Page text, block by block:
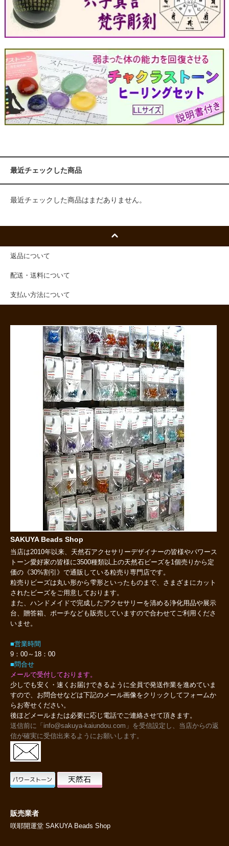
最近チェックした商品
最近チェックした商品はまだありません。
返品について
配送・送料について
支払い方法について
SAKUYA Beads Shop
当店は2010年以来、天然石アクセサリーデザイナーの皆様やパワース
トーン愛好家の皆様に3500種類以上の天然石ビーズを1個売りから定
価の《30%割引》で通販している粒売り専門店です。
粒売りビーズは丸い形から雫形といったものまで、さまざまにカット
されたビーズをご用意しております。
また、ハンドメイドで完成したアクセサリーを清める浄化用品や展示
台、贈答箱、ポーチなども販売していますので合わせてご利用くださ
いませ。
■営業時間
9：00～18：00
■問合せ
メールで受付しております。
少しでも安く・速くお届けできるように全員で発送作業を進めていま
すので、お問合せなどは下記のメール画像をクリックしてフォームか
らお寄せください。
後ほどメールまたは必要に応じ電話でご連絡させて頂きます。
送信前に「info@sakuya-kaiundou.com」を受信設定し、当店からの返
信が確実に受信出来るようにお願いします。
販売業者
咲耶開運堂 SAKUYA Beads Shop